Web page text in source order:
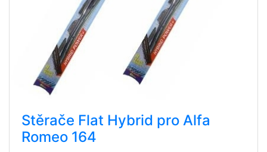
Stěrače Flat Hybrid pro Alfa
Romeo 164